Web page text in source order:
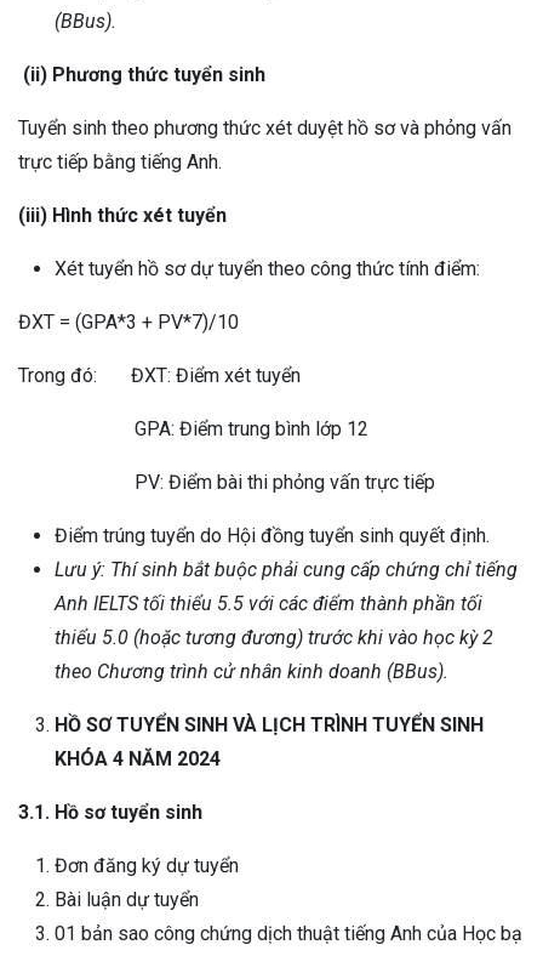
(BBus).
(ii) Phương thức tuyển sinh
Tuyển sinh theo phương thức xét duyệt hồ sơ và phỏng vấn
trực tiếp bằng tiếng Anh.
(iii) Hình thức xét tuyển
Xét tuyển hồ sơ dự tuyển theo công thức tính điểm:
ĐXT = (GPA*3 + PV*7)/10
Trong đó: ĐXT: Điểm xét tuyển
GPA: Điểm trung bình lớp 12
PV: Điểm bài thi phỏng vấn trực tiếp
Điểm trúng tuyển do Hội đồng tuyển sinh quyết định.
Lưu ý: Thí sinh bắt buộc phải cung cấp chứng chỉ tiếng
Anh IELTS tối thiểu 5.5 với các điểm thành phần tối
thiểu 5.0 (hoặc tương đương) trước khi vào học kỳ 2
theo Chương trình cử nhân kinh doanh (BBus).
HỒ SƠ TUYỂN SINH VÀ LỊCH TRÌNH TUYỂN SINH
KHÓA 4 NĂM 2024
3.1. Hồ sơ tuyển sinh
Đơn đăng ký dự tuyển
Bài luận dự tuyển
01 bản sao công chứng dịch thuật tiếng Anh của Học bạ